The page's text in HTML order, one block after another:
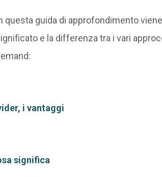
questa guida di approfondimento
e la differenza tra i vari
i vantaggi
significa